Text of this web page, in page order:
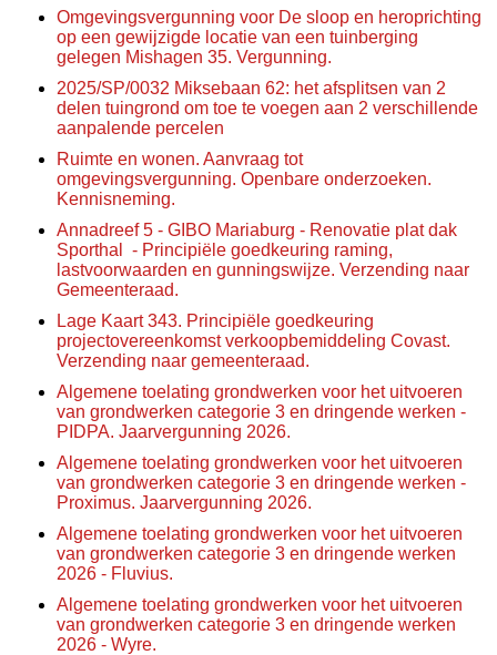
Omgevingsvergunning voor De sloop en heroprichting
op een gewijzigde locatie van een tuinberging
gelegen Mishagen 35. Vergunning.
2025/SP/0032 Miksebaan 62: het afsplitsen van 2
delen tuingrond om toe te voegen aan 2 verschillende
aanpalende percelen
Ruimte en wonen. Aanvraag tot
omgevingsvergunning. Openbare onderzoeken.
Kennisneming.
Annadreef 5 - GIBO Mariaburg - Renovatie plat dak
Sporthal
- Principiële goedkeuring raming,
lastvoorwaarden en gunningswijze. Verzending naar
Gemeenteraad.
Lage Kaart 343. Principiële goedkeuring
projectovereenkomst verkoopbemiddeling Covast.
Verzending naar gemeenteraad.
Algemene toelating grondwerken voor het uitvoeren
van grondwerken categorie 3 en dringende werken -
PIDPA. Jaarvergunning 2026.
Algemene toelating grondwerken voor het uitvoeren
van grondwerken categorie 3 en dringende werken -
Proximus. Jaarvergunning 2026.
Algemene toelating grondwerken voor het uitvoeren
van grondwerken categorie 3 en dringende werken
2026 - Fluvius.
Algemene toelating grondwerken voor het uitvoeren
van grondwerken categorie 3 en dringende werken
2026 - Wyre.